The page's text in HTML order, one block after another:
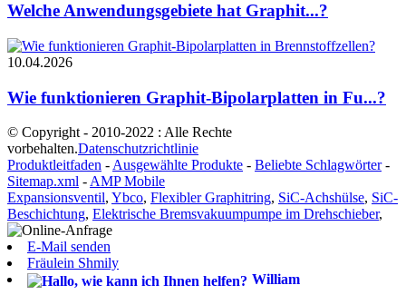
Welche Anwendungsgebiete hat Graphit...?
10.04.2026
Wie funktionieren Graphit-Bipolarplatten in Fu...?
© Copyright - 2010-2022 : Alle Rechte
vorbehalten.Datenschutzrichtlinie
Produktleitfaden - Ausgewählte Produkte - Beliebte Schlagwörter-
Sitemap.xml - AMP Mobile
Expansionsventil, Ybco, Flexibler Graphitring, SiC-Achshülse, SiC-
Beschichtung, Elektrische Bremsvakuumpumpe im Drehschieber,
E-Mail senden
Fräulein Shmily
William